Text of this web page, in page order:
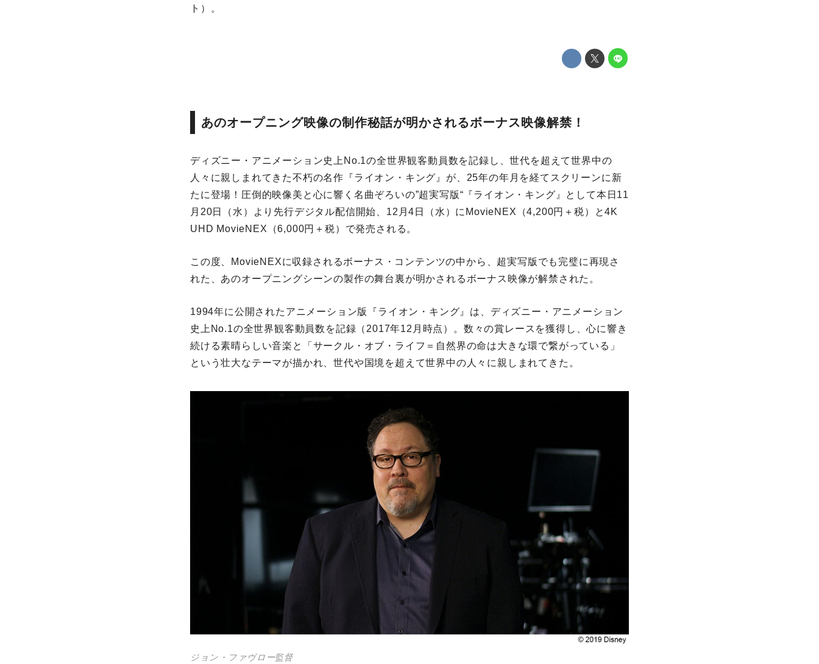
ト）。
あのオープニング映像の制作秘話が明かされるボーナス映像解禁！
ディズニー・アニメーション史上No.1の全世界観客動員数を記録し、世代を超えて世界中の
人々に親しまれてきた不朽の名作『ライオン・キング』が、25年の年月を経てスクリーンに新
たに登場！圧倒的映像美と心に響く名曲ぞろいの”超実写版“『ライオン・キング』として本日11
月20日（水）より先行デジタル配信開始、12月4日（水）にMovieNEX（4,200円＋税）と4K
UHD MovieNEX（6,000円＋税）で発売される。
この度、MovieNEXに収録されるボーナス・コンテンツの中から、超実写版でも完璧に再現さ
れた、あのオープニングシーンの製作の舞台裏が明かされるボーナス映像が解禁された。
1994年に公開されたアニメーション版『ライオン・キング』は、ディズニー・アニメーション
史上No.1の全世界観客動員数を記録（2017年12月時点）。数々の賞レースを獲得し、心に響き
続ける素晴らしい音楽と「サークル・オブ・ライフ＝自然界の命は大きな環で繋がっている」
という壮大なテーマが描かれ、世代や国境を超えて世界中の人々に親しまれてきた。
ジョン・ファヴロー監督